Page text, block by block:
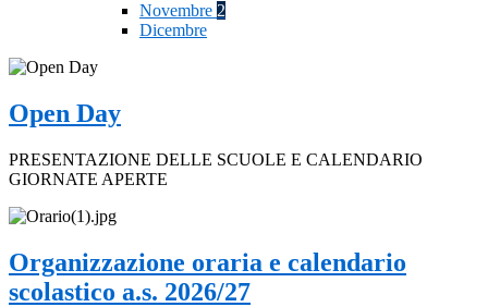
Novembre 2
Dicembre
Open Day
PRESENTAZIONE DELLE SCUOLE E CALENDARIO
GIORNATE APERTE
Organizzazione oraria e calendario
scolastico a.s. 2026/27